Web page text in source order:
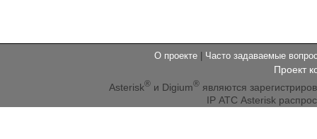
О проекте | Часто задаваемые
Проект
Asterisk®и Digium®являются
IP АТС Asterisk